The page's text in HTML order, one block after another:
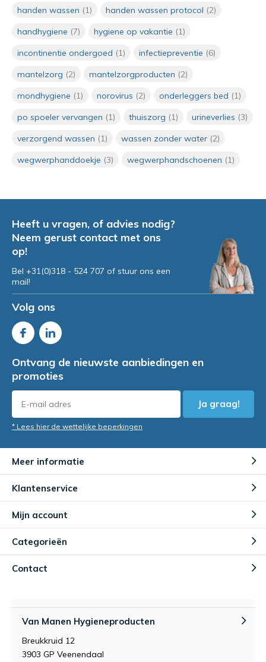
hygiënisch
Wanneer moet je handen wassen
handhygiëne
Wegwerpwashandjes in de zorg:
wassen zonder water
hygiënetips voor de zorg
Huidverzorging en incontinentie
handen wassen (1) handen wassen protocol (2)
handhygiene (7) hygiene op vakantie (1)
incontinentie ondergoed (1) infectiepreventie (6)
mantelzorg (2) mantelzorgproducten (2)
mondhygiene (1) norovirus (2) onderleggers bed (1)
po spoeler vervangen (1) thuiszorg (1) urineverlies (3)
verzorgend wassen (1) wassen zonder water (2)
wegwerphanddoekje (3) wegwerphandschoenen (1)
Heeft u vragen, of advies nodig?
Neem gerust contact met ons
op!
Bel +31(0)318 - 524 707 of stuur ons een
mail!
Volg ons
Ontvang de nieuwste aanbiedingen en
promoties
Ja graag!
* Lees hier de wettelijke beperkingen
Meer informatie
Klantenservice
Mijn account
Categorieën
Contact
Van Manen Hygieneproducten
Breukkruid 12
3903 GP Veenendaal